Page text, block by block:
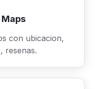
con ubicacion,
resenas.